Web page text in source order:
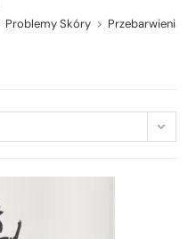
Problemy Skóry > Przebarwienia